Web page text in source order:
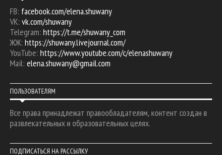
FB: facebook.com/elena.shuwany
VK: vk.com/shuwany
Telegram: https://t.me/shuwany_com
ЖЖ: https://shuwany.livejournal.com/
YouTube: https://www.youtube.com/c/elenashuwany
Mail: elena.shuwany@gmail.com
ПОЛЬЗОВАТЕЛЯМ
Все права принадлежат правообладателям, контент создан в
развлекательных и образовательных целях.
ПОДПИСАТЬСЯ НА РАССЫЛКУ